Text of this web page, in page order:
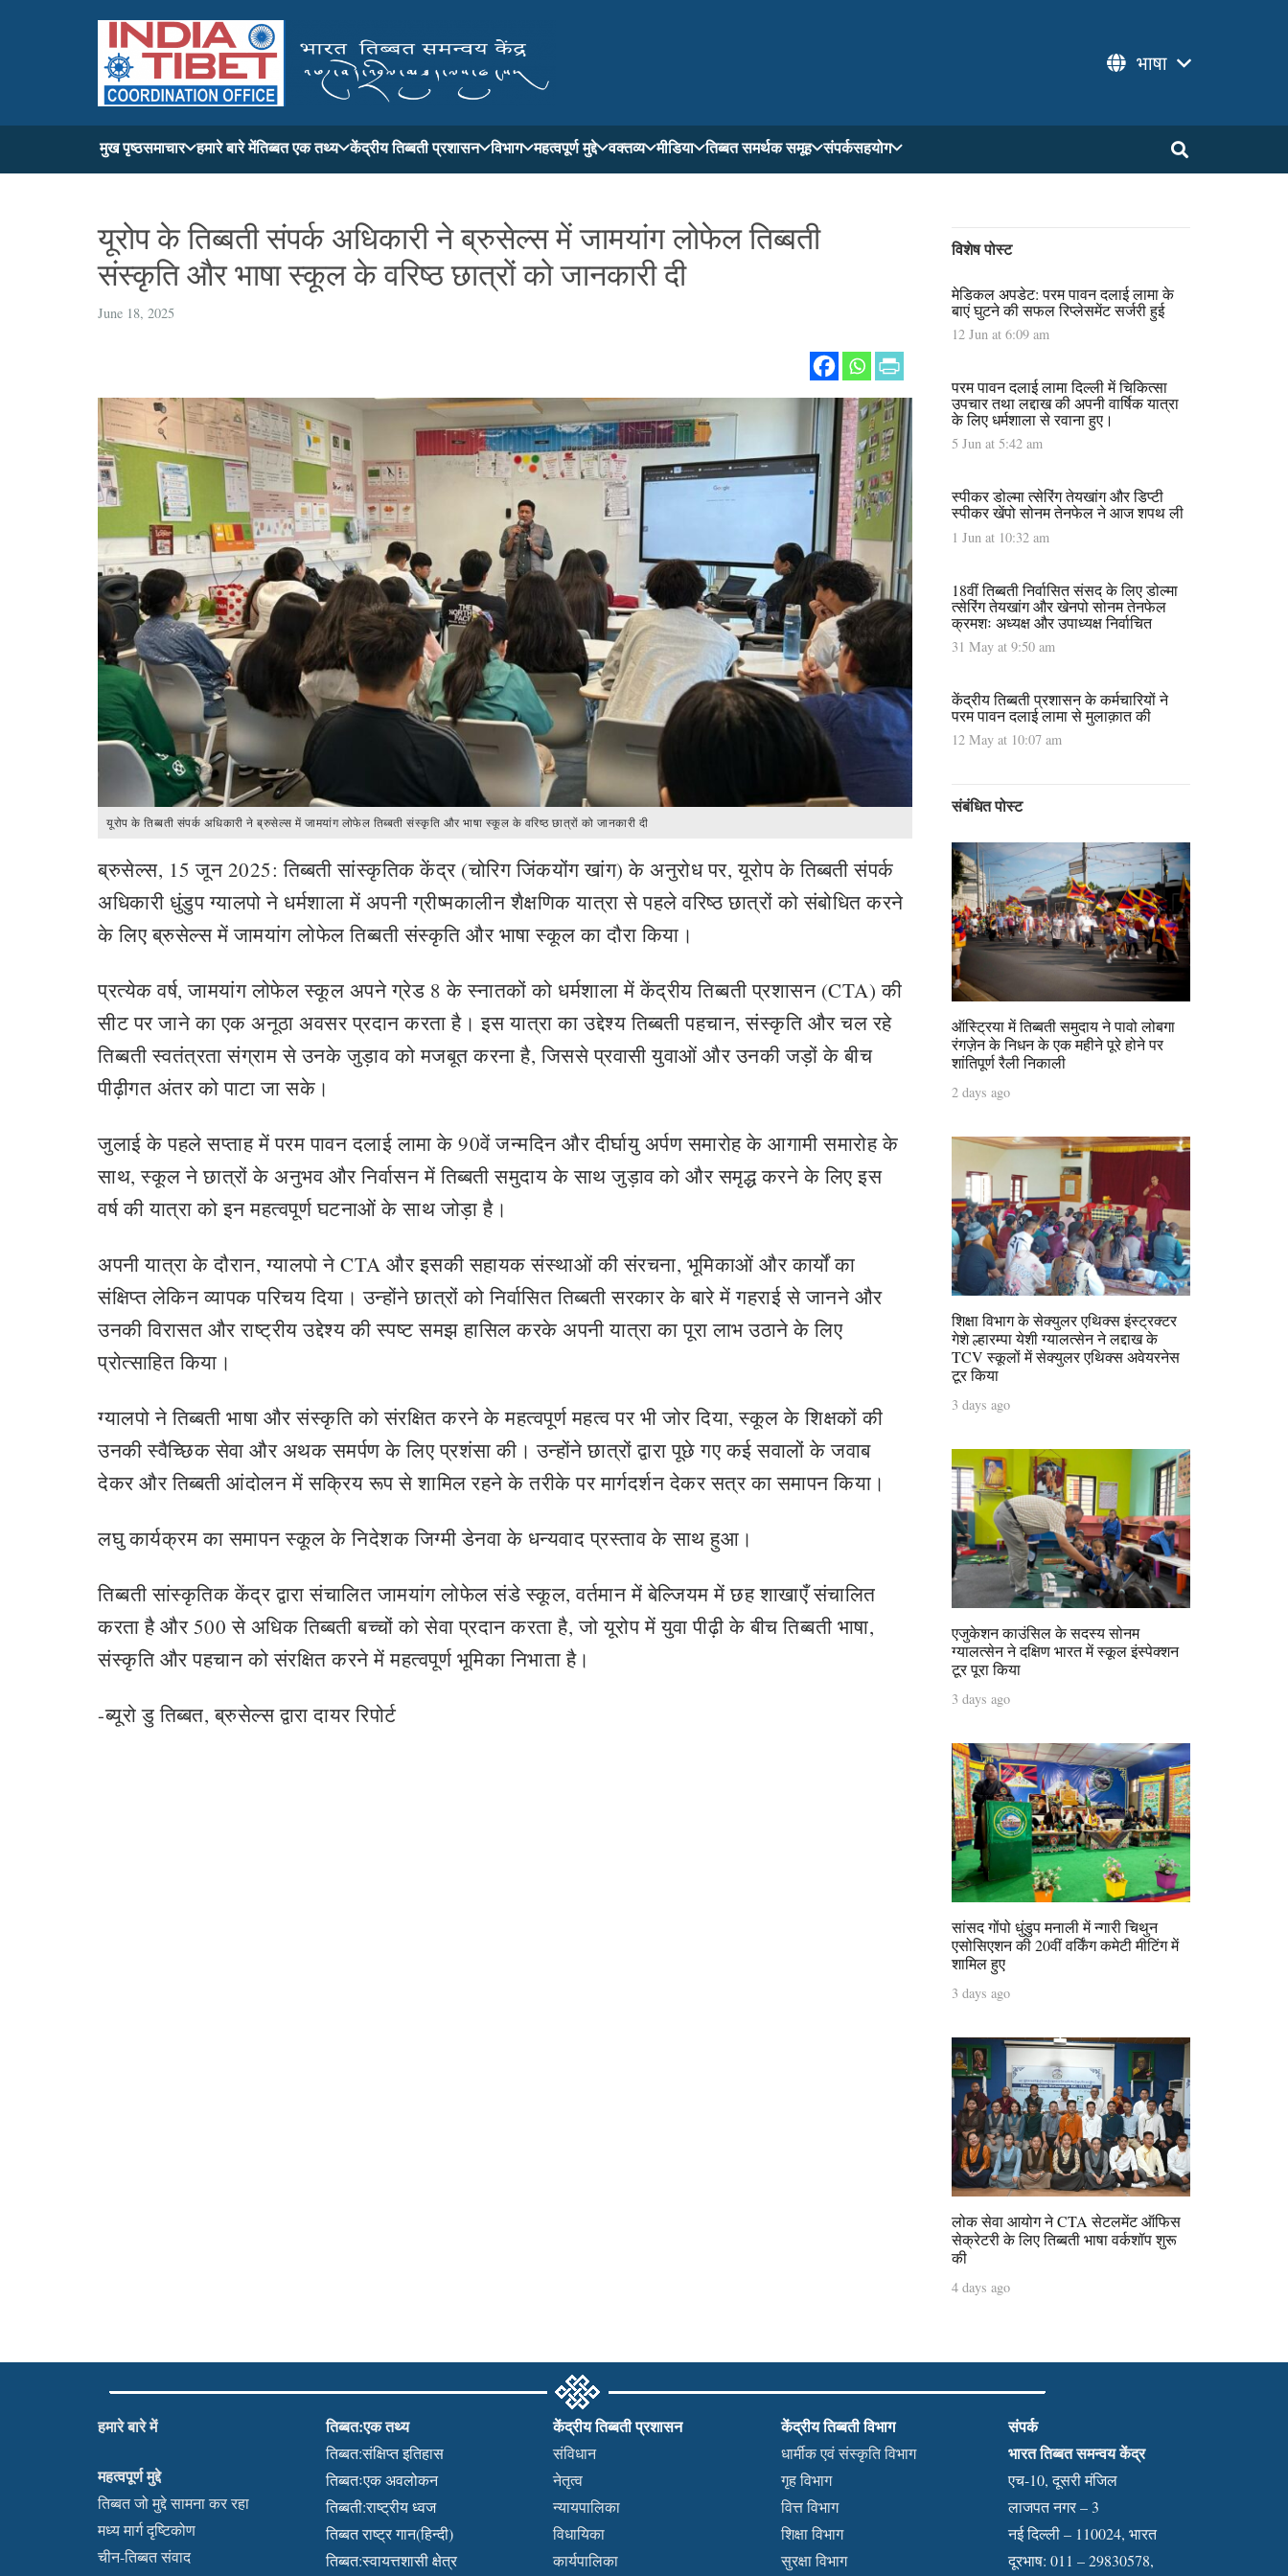
भाषा
मुख पृष्ठसमाचार हमारे बारे मेंतिब्बत एक तथ्य केंद्रीय तिब्बती प्रशासन विभाग महत्वपूर्ण मुद्दे वक्तव्य मीडिया तिब्बत समर्थक समूह संपर्कसहयोग
यूरोप के तिब्बती संपर्क अधिकारी ने ब्रुसेल्स में जामयांग लोफेल तिब्बती
संस्कृति और भाषा स्कूल के वरिष्ठ छात्रों को जानकारी दी
June 18, 2025
यूरोप के तिब्बती संपर्क अधिकारी ने ब्रुसेल्स में जामयांग लोफेल तिब्बती संस्कृति और भाषा स्कूल के वरिष्ठ छात्रों को जानकारी दी
ब्रुसेल्स, 15 जून 2025: तिब्बती सांस्कृतिक केंद्र (चोरिग जिंकयोंग खांग) के अनुरोध पर, यूरोप के तिब्बती संपर्क
अधिकारी धुंडुप ग्यालपो ने धर्मशाला में अपनी ग्रीष्मकालीन शैक्षणिक यात्रा से पहले वरिष्ठ छात्रों को संबोधित करने
के लिए ब्रुसेल्स में जामयांग लोफेल तिब्बती संस्कृति और भाषा स्कूल का दौरा किया।
प्रत्येक वर्ष, जामयांग लोफेल स्कूल अपने ग्रेड 8 के स्नातकों को धर्मशाला में केंद्रीय तिब्बती प्रशासन (CTA) की
सीट पर जाने का एक अनूठा अवसर प्रदान करता है। इस यात्रा का उद्देश्य तिब्बती पहचान, संस्कृति और चल रहे
तिब्बती स्वतंत्रता संग्राम से उनके जुड़ाव को मजबूत करना है, जिससे प्रवासी युवाओं और उनकी जड़ों के बीच
पीढ़ीगत अंतर को पाटा जा सके।
जुलाई के पहले सप्ताह में परम पावन दलाई लामा के 90वें जन्मदिन और दीर्घायु अर्पण समारोह के आगामी समारोह के
साथ, स्कूल ने छात्रों के अनुभव और निर्वासन में तिब्बती समुदाय के साथ जुड़ाव को और समृद्ध करने के लिए इस
वर्ष की यात्रा को इन महत्वपूर्ण घटनाओं के साथ जोड़ा है।
अपनी यात्रा के दौरान, ग्यालपो ने CTA और इसकी सहायक संस्थाओं की संरचना, भूमिकाओं और कार्यों का
संक्षिप्त लेकिन व्यापक परिचय दिया। उन्होंने छात्रों को निर्वासित तिब्बती सरकार के बारे में गहराई से जानने और
उनकी विरासत और राष्ट्रीय उद्देश्य की स्पष्ट समझ हासिल करके अपनी यात्रा का पूरा लाभ उठाने के लिए
प्रोत्साहित किया।
ग्यालपो ने तिब्बती भाषा और संस्कृति को संरक्षित करने के महत्वपूर्ण महत्व पर भी जोर दिया, स्कूल के शिक्षकों की
उनकी स्वैच्छिक सेवा और अथक समर्पण के लिए प्रशंसा की। उन्होंने छात्रों द्वारा पूछे गए कई सवालों के जवाब
देकर और तिब्बती आंदोलन में सक्रिय रूप से शामिल रहने के तरीके पर मार्गदर्शन देकर सत्र का समापन किया।
लघु कार्यक्रम का समापन स्कूल के निदेशक जिग्मी डेनवा के धन्यवाद प्रस्ताव के साथ हुआ।
तिब्बती सांस्कृतिक केंद्र द्वारा संचालित जामयांग लोफेल संडे स्कूल, वर्तमान में बेल्जियम में छह शाखाएँ संचालित
करता है और 500 से अधिक तिब्बती बच्चों को सेवा प्रदान करता है, जो यूरोप में युवा पीढ़ी के बीच तिब्बती भाषा,
संस्कृति और पहचान को संरक्षित करने में महत्वपूर्ण भूमिका निभाता है।
-ब्यूरो डु तिब्बत, ब्रुसेल्स द्वारा दायर रिपोर्ट
विशेष पोस्ट
मेडिकल अपडेट: परम पावन दलाई लामा के
बाएं घुटने की सफल रिप्लेसमेंट सर्जरी हुई
12 Jun at 6:09 am
परम पावन दलाई लामा दिल्ली में चिकित्सा
उपचार तथा लद्दाख की अपनी वार्षिक यात्रा
के लिए धर्मशाला से रवाना हुए।
5 Jun at 5:42 am
स्पीकर डोल्मा त्सेरिंग तेयखांग और डिप्टी
स्पीकर खेंपो सोनम तेनफेल ने आज शपथ ली
1 Jun at 10:32 am
18वीं तिब्बती निर्वासित संसद के लिए डोल्मा
त्सेरिंग तेयखांग और खेनपो सोनम तेनफेल
क्रमशः अध्यक्ष और उपाध्यक्ष निर्वाचित
31 May at 9:50 am
केंद्रीय तिब्बती प्रशासन के कर्मचारियों ने
परम पावन दलाई लामा से मुलाक़ात की
12 May at 10:07 am
संबंधित पोस्ट
ऑस्ट्रिया में तिब्बती समुदाय ने पावो लोबगा
रंगज़ेन के निधन के एक महीने पूरे होने पर
शांतिपूर्ण रैली निकाली
2 days ago
शिक्षा विभाग के सेक्युलर एथिक्स इंस्ट्रक्टर
गेशे ल्हारम्पा येशी ग्यालत्सेन ने लद्दाख के
TCV स्कूलों में सेक्युलर एथिक्स अवेयरनेस
टूर किया
3 days ago
एजुकेशन काउंसिल के सदस्य सोनम
ग्यालत्सेन ने दक्षिण भारत में स्कूल इंस्पेक्शन
टूर पूरा किया
3 days ago
सांसद गोंपो धुंडुप मनाली में न्गारी चिथुन
एसोसिएशन की 20वीं वर्किंग कमेटी मीटिंग में
शामिल हुए
3 days ago
लोक सेवा आयोग ने CTA सेटलमेंट ऑफिस
सेक्रेटरी के लिए तिब्बती भाषा वर्कशॉप शुरू
की
4 days ago
हमारे बारे में
महत्वपूर्ण मुद्दे
तिब्बत जो मुद्दे सामना कर रहा
मध्य मार्ग दृष्टिकोण
चीन-तिब्बत संवाद
तिब्बत:एक तथ्य
तिब्बत:संक्षिप्त इतिहास
तिब्बतःएक अवलोकन
तिब्बती:राष्ट्रीय ध्वज
तिब्बत राष्ट्र गान(हिन्दी)
तिब्बत:स्वायत्तशासी क्षेत्र
केंद्रीय तिब्बती प्रशासन
संविधान
नेतृत्व
न्यायपालिका
विधायिका
कार्यपालिका
केंद्रीय तिब्बती विभाग
धार्मीक एवं संस्कृति विभाग
गृह विभाग
वित्त विभाग
शिक्षा विभाग
सुरक्षा विभाग
संपर्क
भारत तिब्बत समन्वय केंद्र
एच-10, दूसरी मंजिल
लाजपत नगर – 3
नई दिल्ली – 110024, भारत
दूरभाष: 011 – 29830578,